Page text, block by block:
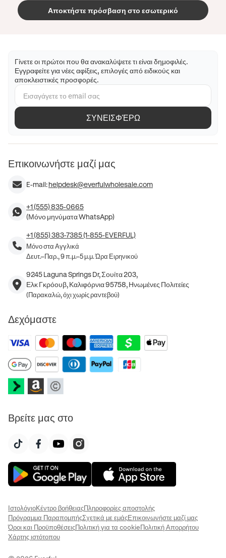
Αποκτήστε πρόσβαση στο εσωτερικό
Γίνετε οι πρώτοι που θα ανακαλύψετε τι είναι δημοφιλές.
Εγγραφείτε για νέες αφίξεις, επιλογές από ειδικούς και
αποκλειστικές προσφορές.
ΣΥΝΕΙΣΦΈΡΩ
Επικοινωνήστε μαζί μας
E-mail:helpdesk@everfulwholesale.com
+1 (555) 835-0665
(Μόνο μηνύματα WhatsApp)
+1 (855) 383-7385 (1-855-EVERFUL)
Μόνο στα Αγγλικά
Δευτ.–Παρ., 9 π.μ.–5 μ.μ. Ώρα Ειρηνικού
9245 Laguna Springs Dr, Σουίτα 203,
Ελκ Γκρόουβ, Καλιφόρνια 95758, Ηνωμένες Πολιτείες
(Παρακαλώ, όχι χωρίς ραντεβού)
Δεχόμαστε
Βρείτε μας στο
ΙστολόγιοΚέντρο βοήθειαςΠληροφορίες αποστολής
Πρόγραμμα ΠαραπομπήςΣχετικά με εμάςΕπικοινωνήστε μαζί μας
Όροι και ΠροϋποθέσειςΠολιτική για τα cookieΠολιτική Απορρήτου
Χάρτης ιστότοπου